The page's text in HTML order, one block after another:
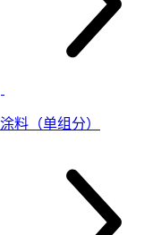
料（单组分）